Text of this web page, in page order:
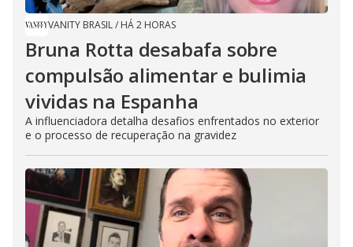
VANITY BRASIL/ HÁ 2 HORAS
Bruna Rotta desabafa sobre
compulsão alimentar e bulimia
vividas na Espanha
A influenciadora detalha desafios enfrentados no exterior
e o processo de recuperação na gravidez